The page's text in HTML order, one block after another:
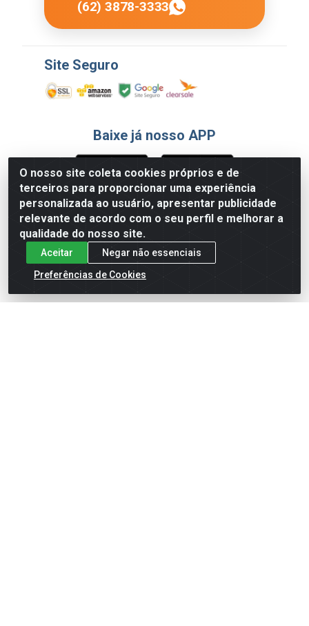
O nosso site coleta cookies próprios e de
terceiros para proporcionar uma experiência
personalizada ao usuário, apresentar publicidade
relevante de acordo com o seu perfil e melhorar a
qualidade do nosso site.
Aceitar
Negar não essenciais
Preferências de Cookies
(62) 3878-3333
Site Seguro
Baixe já nosso APP
Formas de Pagamento